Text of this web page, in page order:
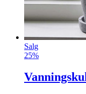
Kjøp